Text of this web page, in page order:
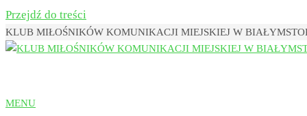
Przejdź do treści
KLUB MIŁOŚNIKÓW KOMUNIKACJI MIEJSKIEJ W
MENU